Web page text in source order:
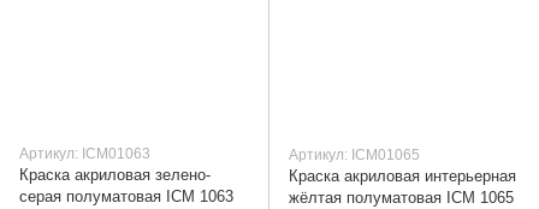
Артикул: ICM01063
Краска акриловая зелено-
серая полуматовая ICM 1063
Артикул: ICM01065
Краска акриловая интерьерная
жёлтая полуматовая ICM 1065